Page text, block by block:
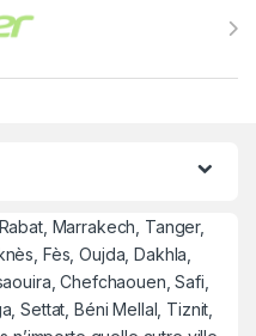
Marrakech, Tanger,
Fès, Oujda, Dakhla,
Chefchaouen, Safi,
Settat, Béni Mellal, Tiznit,